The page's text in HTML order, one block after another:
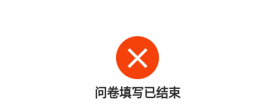
问卷填写已结束